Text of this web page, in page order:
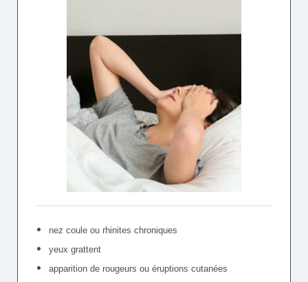
nez coule ou rhinites chroniques
yeux grattent
apparition de rougeurs ou éruptions cutanées